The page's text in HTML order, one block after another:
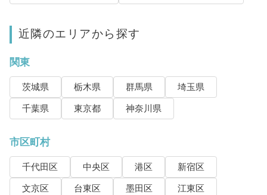
近隣のエリアから探す
関東
茨城県 栃木県 群馬県
埼玉県
千葉県
東京都 神奈川県
市区町村
千代田区 中央区 港区
新宿区
文京区
台東区 墨田区
江東区